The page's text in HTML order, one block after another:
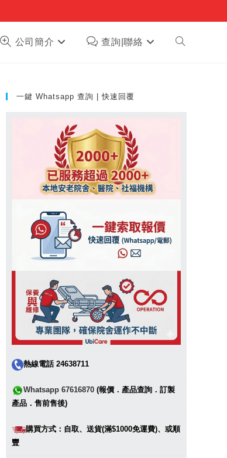
公司簡介 查詢|聯絡 Toggle
一鍵 Whatsapp 查詢 | 快速回覆
熱線電話 24638711
Whatsapp 67616870 (報價．產品查詢．訂製
產品．售前售後)
購買方式：自取、送貨(滿$1000免運費)、或順
豐